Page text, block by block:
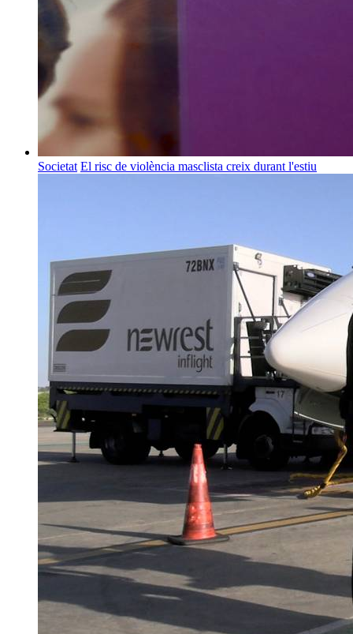
Societat El risc de violència masclista creix durant l'estiu